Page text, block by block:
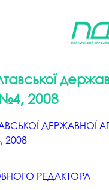
вмісту
2008
ДЕРЖАВНОЇ
2008
РЕДАКТОРА